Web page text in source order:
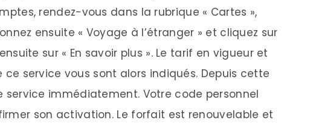
rendez-vous dans la rubrique « Cartes »,
ensuite « Voyage à l’étranger » et cliquez sur
sur « En savoir plus ». Le tarif en vigueur et
service vous sont alors indiqués. Depuis cette
service immédiatement. Votre code personnel
son activation. Le forfait est renouvelable et